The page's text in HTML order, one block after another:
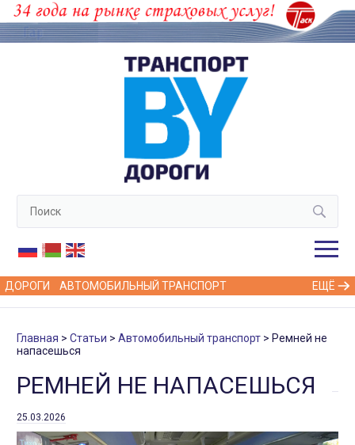
ДОРОГИ АВТОМОБИЛЬНЫЙ ТРАНСПОРТ ЕЩЁ
Главная Статьи Автомобильный транспорт
Ремней не
напасешься
РЕМНЕЙ НЕ НАПАСЕШЬСЯ
25.03.2026